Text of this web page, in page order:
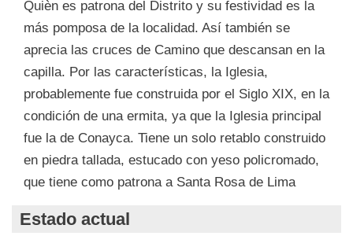
Quièn es patrona del Distrito y su festividad es la
más pomposa de la localidad. Así también se
aprecia las cruces de Camino que descansan en la
capilla. Por las características, la Iglesia,
probablemente fue construida por el Siglo XIX, en la
condición de una ermita, ya que la Iglesia principal
fue la de Conayca. Tiene un solo retablo construido
en piedra tallada, estucado con yeso policromado,
que tiene como patrona a Santa Rosa de Lima
Estado actual